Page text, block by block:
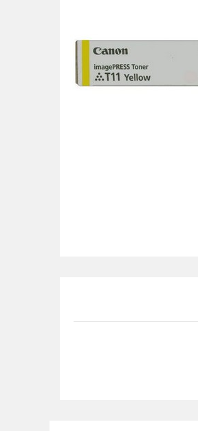
Mrežna oprema
Alarmi i video nadzor